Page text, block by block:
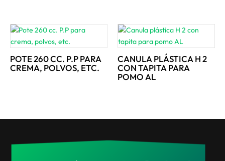
POTE 260 CC. P.P PARA
CREMA, POLVOS, ETC.
CANULA PLÁSTICA H 2
CON TAPITA PARA
POMO AL